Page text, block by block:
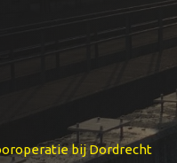
bij Dordrecht